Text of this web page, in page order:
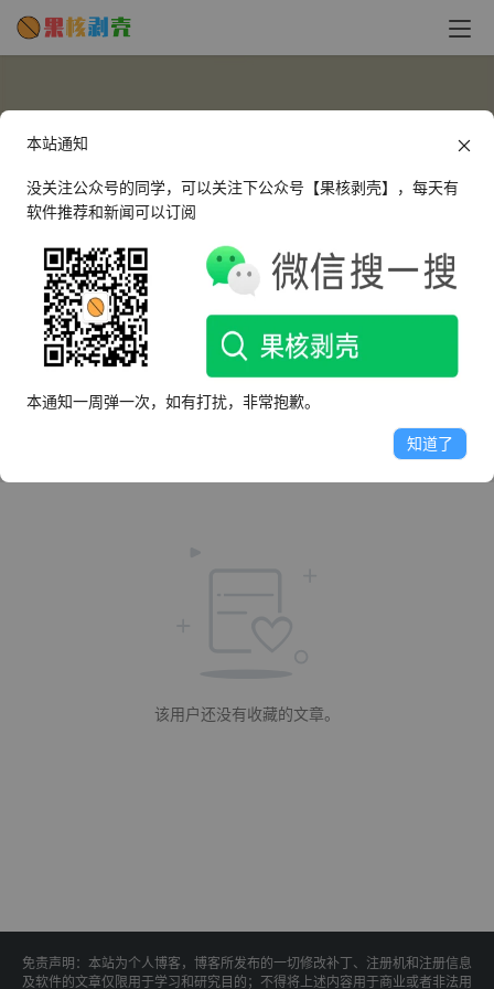
snail
这个人很懒，什么都没有留下～
该用户还没有收藏的文章。
免责声明：本站为个人博客，博客所发布的一切修改补丁、注册机和注册信息
及软件的文章仅限用于学习和研究目的；不得将上述内容用于商业或者非法用
本站通知
没关注公众号的同学，可以关注下公众号【果核剥壳】，每天有
软件推荐和新闻可以订阅
本通知一周弹一次，如有打扰，非常抱歉。
知道了